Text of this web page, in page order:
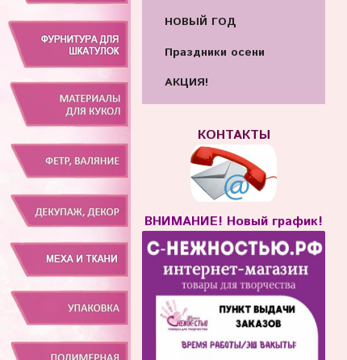
НОВЫЙ ГОД
Праздники осени
АКЦИЯ!
КОНТАКТЫ
ВНИМАНИЕ! Новый график!